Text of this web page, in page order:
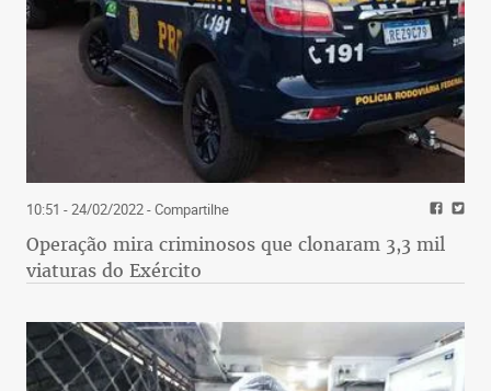
10:51 - 24/02/2022- Compartilhe
Operação mira criminosos que clonaram 3,3 mil
viaturas do Exército